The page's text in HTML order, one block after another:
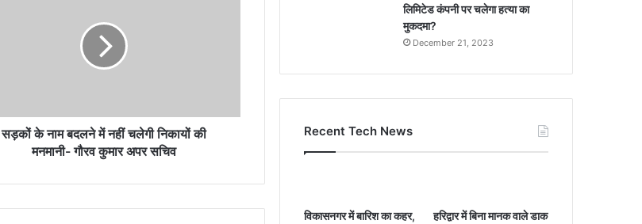
सड़कों के नाम बदलने में नहीं चलेगी निकायों की
मनमानी- गौरव कुमार अपर सचिव
लिमिटेड कंपनी पर चलेगा हत्या का
मुकदमा?
December 21, 2023
Recent Tech News
विकासनगर में बारिश का कहर,
हरिद्वार में बिना मानक वाले डाक